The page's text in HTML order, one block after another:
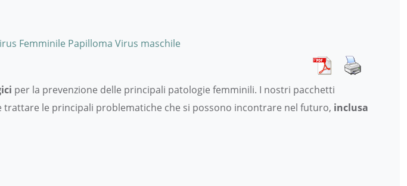
Categories
Femminile Papilloma Virus maschile
per la prevenzione delle principali patologie femminili. I nostri pacchetti
le principali problematiche che si possono incontrare nel futuro, inclusa